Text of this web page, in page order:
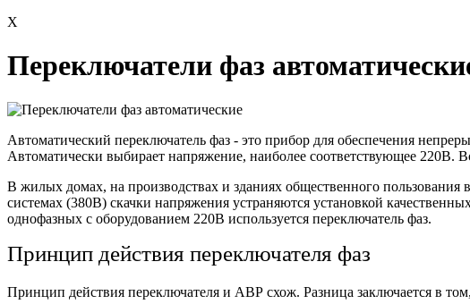
X
Переключатели фаз
Автоматический переключатель фаз - это прибор для обеспечения
Автоматически выбирает напряжение, наиболее соответствующее
В жилых домах, на производствах и зданиях общественного пользования
системах (380В) скачки напряжения устраняются установкой
однофазных с оборудованием 220В используется переключатель фаз.
Принцип действия переключателя фаз
Принцип действия переключателя и АВР схож. Разница заключается в